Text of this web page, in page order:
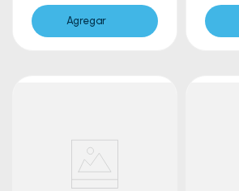
Agregar